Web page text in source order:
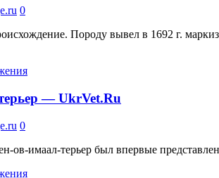
0
Породу вывел в 1692 г.
— UkrVet.Ru
0
ов-имаал-терьер был впервые